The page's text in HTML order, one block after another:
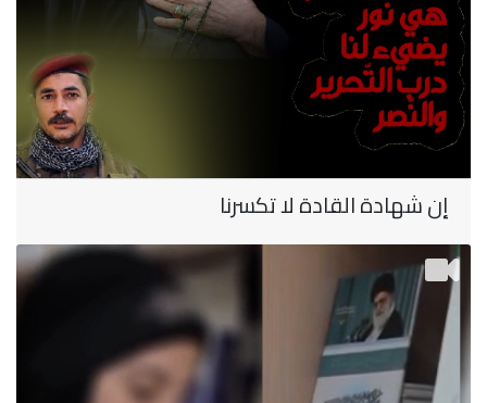
إن شهادة القادة لا تكسرنا